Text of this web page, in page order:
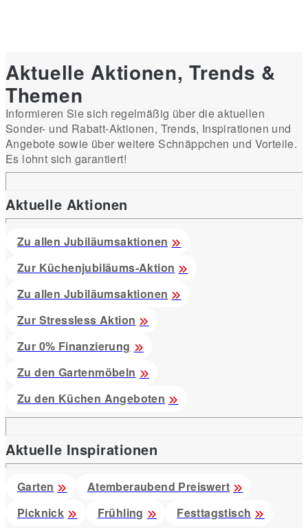
Aktuelle Aktionen, Trends &
Themen
Informieren Sie sich regelmäßig über die aktuellen
Sonder- und Rabatt-Aktionen, Trends, Inspirationen und
Angebote sowie über weitere Schnäppchen und Vorteile.
Es lohnt sich garantiert!
Aktuelle Aktionen
Zu allen Jubiläumsaktionen
Zur Küchenjubiläums-Aktion
Zu allen Jubiläumsaktionen
Zur Stressless Aktion
Zur 0% Finanzierung
Zu den Gartenmöbeln
Zu den Küchen Angeboten
Aktuelle Inspirationen
Garten
Atemberaubend Preiswert
Picknick
Frühling Festtagstisch